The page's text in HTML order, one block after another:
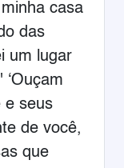
casa
das
um lugar
e seus
de você,
que